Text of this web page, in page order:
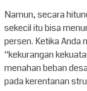
Namun, secara
sekecil itu bisa
persen. Ketika Anda
“kekurangan
menahan beban
pada kerentanan